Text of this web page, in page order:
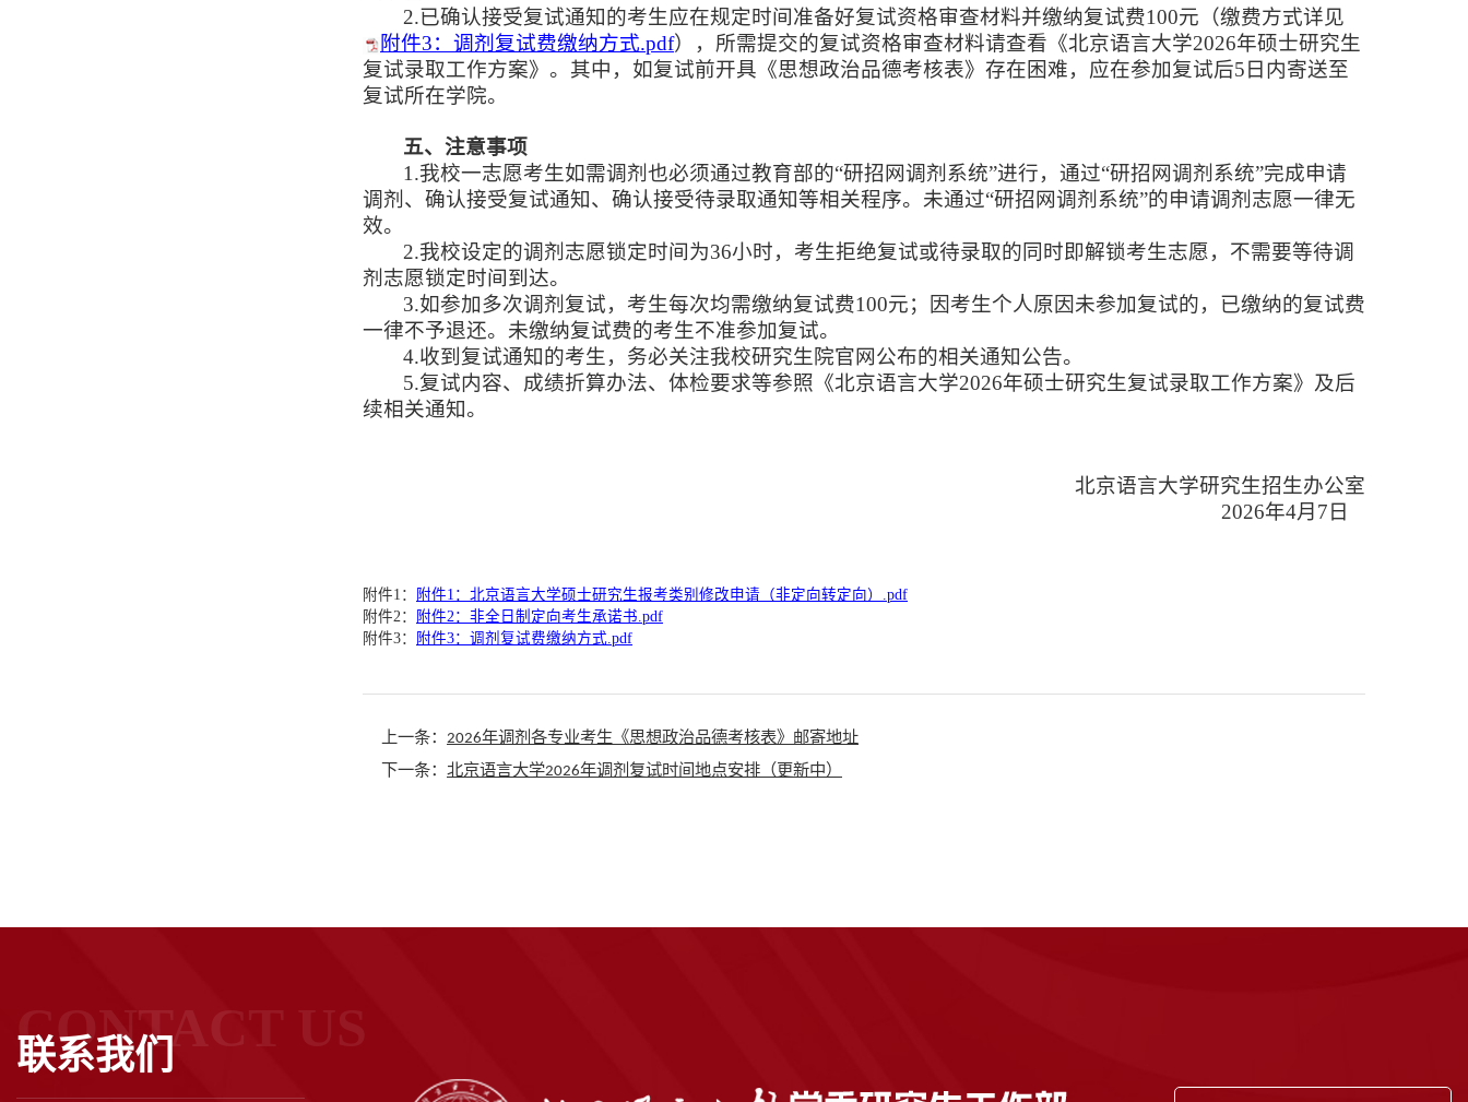
2.已确认接受复试通知的考生应在规定时间准备好复试资格审查材料并缴纳复试费100元（缴费方式详见
附件3：调剂复试费缴纳方式.pdf），所需提交的复试资格审查材料请查看《北京语言大学2026年硕士研究生
复试录取工作方案》。其中，如复试前开具《思想政治品德考核表》存在困难，应在参加复试后5日内寄送至
复试所在学院。
五、注意事项
1.我校一志愿考生如需调剂也必须通过教育部的“研招网调剂系统”进行，通过“研招网调剂系统”完成申请
调剂、确认接受复试通知、确认接受待录取通知等相关程序。未通过“研招网调剂系统”的申请调剂志愿一律无
效。
2.我校设定的调剂志愿锁定时间为36小时，考生拒绝复试或待录取的同时即解锁考生志愿，不需要等待调
剂志愿锁定时间到达。
3.如参加多次调剂复试，考生每次均需缴纳复试费100元；因考生个人原因未参加复试的，已缴纳的复试费
一律不予退还。未缴纳复试费的考生不准参加复试。
4.收到复试通知的考生，务必关注我校研究生院官网公布的相关通知公告。
5.复试内容、成绩折算办法、体检要求等参照《北京语言大学2026年硕士研究生复试录取工作方案》及后
续相关通知。
北京语言大学研究生招生办公室
2026年4月 7 日
附件1：
附件1：北京语言大学硕士研究生报考类别修改申请（非定向转定向）.pdf
附件2：
附件2：非全日制定向考生承诺书.pdf
附件3：
附件3：调剂复试费缴纳方式.pdf
上一条： 2026年调剂各专业考生《思想政治品德考核表》邮寄地址
下一条： 北京语言大学2026年调剂复试时间地点安排（更新中）
联系我们
CONTACT US